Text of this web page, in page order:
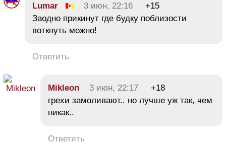
Lumar 3 июн, 22:16
+15
Заодно прикинут где будку поблизости
воткнуть можно!
Ответить
Mikleon 3 июн, 22:17
+18
грехи замоливают.. но лучше уж так, чем
никак..
Ответить